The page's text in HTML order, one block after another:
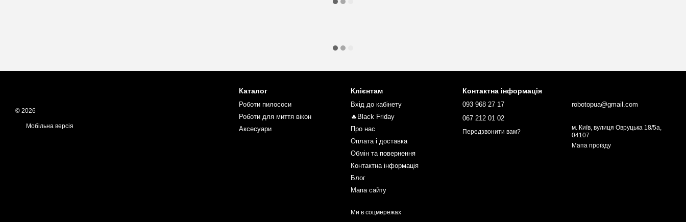
© 2026
Мобільна версія
Каталог
Роботи пилососи
Роботи для миття вікон
Аксесуари
Клієнтам
Вхід до кабінету
🔥Black Friday
Про нас
Оплата і доставка
Обмін та повернення
Контактна інформація
Блог
Мапа сайту
Ми в соцмережах
Контактна інформація
093 968 27 17
067 212 01 02
Передзвонити вам?
robotopua@gmail.com
м. Київ, вулиця Овруцька 18/5а,
04107
Мапа проїзду